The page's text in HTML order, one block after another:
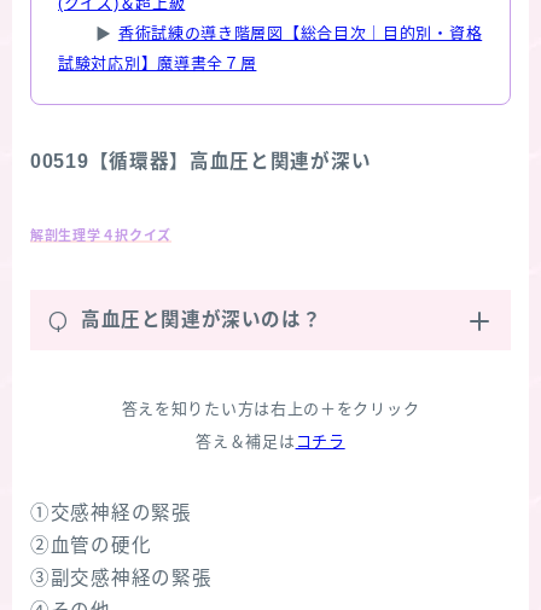
▶ 香術試練の導き階層図【総合目次｜目的別・資格
試験対応別】魔導書全７層
00519【循環器】高血圧と関連が深い
解剖生理学４択クイズ
Q 高血圧と関連が深いのは？
答えを知りたい方は右上の＋をクリック
答え＆補足は コチラ
①交感神経の緊張
②血管の硬化
③副交感神経の緊張